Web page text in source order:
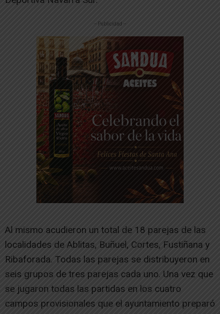
-- Publicidad --
Al mismo acudieron un total de 18 parejas de las
localidades de Ablitas, Buñuel, Cortes, Fustiñana y
Ribaforada. Todas las parejas se distribuyeron en
seis grupos de tres parejas cada uno. Una vez que
se jugaron todas las partidas en los cuatro
campos provisionales que el ayuntamiento preparó